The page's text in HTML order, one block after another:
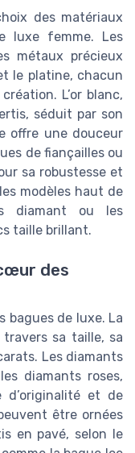
des matériaux
luxe femme. Les
métaux précieux
le platine, chacun
L’or blanc,
séduit par son
offre une douceur
de fiançailles ou
sa robustesse et
modèles haut de
diamant ou les
taille brillant.
des
bagues de luxe. La
sa taille, sa
Les diamants
diamants roses,
d’originalité et de
être ornées
en pavé, selon le